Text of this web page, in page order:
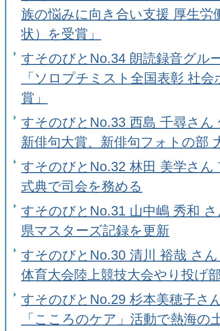
族の悩みに向き合い支援 厚生労
状）を受賞」
すそのびとNo.34 朗読録音グル
「ソロプチミスト全国表彰 社
賞」
すそのびとNo.33 西島 千尋さん
新俳句大賞、新俳句フォトの部
すそのびとNo.32 林田 美学さん
式典で司会を務める
すそのびとNo.31 山中嶋 秀和
県マスターズ記録を更新
すそのびとNo.30 清川 裕哉 さ
体育大会陸上競技大会やり投げ
すそのびとNo.29 杉本美穂子さ
「こころのケア」活動で熱海の